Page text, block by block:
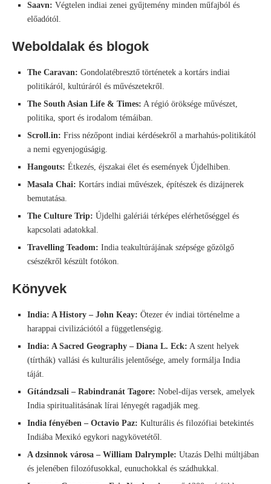
Saavn: Végtelen indiai zenei gyűjtemény minden műfajból és
előadótól.
Weboldalak és blogok
The Caravan: Gondolatébresztő történetek a kortárs indiai
politikáról, kultúráról és művészetekről.
The South Asian Life & Times: A régió öröksége művészet,
politika, sport és irodalom témáiban.
Scroll.in: Friss nézőpont indiai kérdésekről a marhahús-politikától
a nemi egyenjogúságig.
Hangouts: Étkezés, éjszakai élet és események Újdelhiben.
Masala Chai: Kortárs indiai művészek, építészek és dizájnerek
bemutatása.
The Culture Trip: Újdelhi galériái térképes elérhetőséggel és
kapcsolati adatokkal.
Travelling Teadom: India teakultúrájának szépsége gőzölgő
csészékről készült fotókon.
Könyvek
India: A History – John Keay: Ötezer év indiai történelme a
harappai civilizációtól a függetlenségig.
India: A Sacred Geography – Diana L. Eck: A szent helyek
(tírthák) vallási és kulturális jelentősége, amely formálja India
táját.
Gítándzsali – Rabindranát Tagore: Nobel-díjas versek, amelyek
India spiritualitásának lírai lényegét ragadják meg.
India fényében – Octavio Paz: Kulturális és filozófiai betekintés
Indiába Mexikó egykori nagykövetétől.
A dzsinnok városa – William Dalrymple: Utazás Delhi múltjában
és jelenében filozófusokkal, eunuchokkal és szádhukkal.